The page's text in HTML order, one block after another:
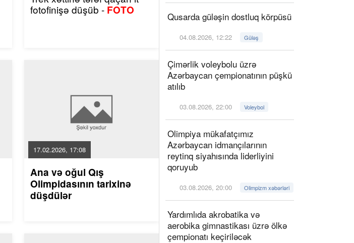
fotofinişə düşüb - FOTO
17.02.2026, 17:08
Ana və oğul Qış
Olimpidasının tarixinə
düşdülər
Qusarda güləşin dostluq körpüsü
04.08.2026, 12:22 Güləş
Çimərlik voleybolu üzrə
Azərbaycan çempionatının püşkü
atılıb
03.08.2026, 22:00 Voleybol
Olimpiya mükafatçımız
Azərbaycan idmançılarının
reytinq siyahısında liderliyini
qoruyub
03.08.2026, 20:00 Olimpizm xəbərləri
Yardımlıda akrobatika və
aerobika gimnastikası üzrə ölkə
çempionatı keçiriləcək